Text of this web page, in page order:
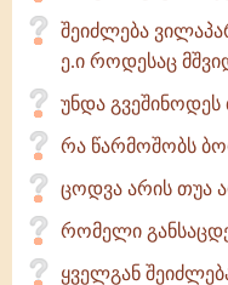
შეიძლება
ე.ი როდესაც
უნდა გვეშინოდეს
რა წარმოშობს
ცოდვა არის თუა
რომელი
ყველგან